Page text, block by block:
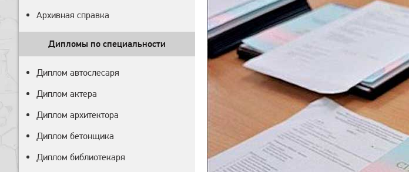
Архивная справка
Дипломы по специальности
Диплом автослесаря
Диплом актера
Диплом архитектора
Диплом бетонщика
Диплом библиотекаря